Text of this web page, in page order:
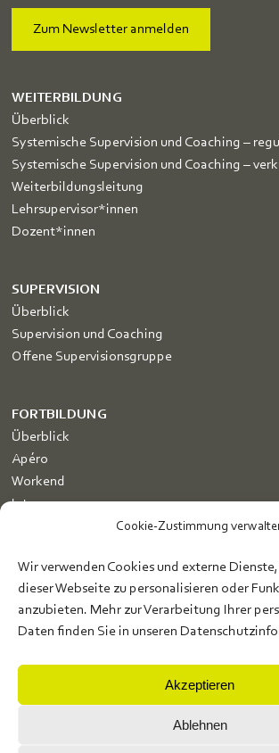
Cookie-Zustimmung
Wir verwenden Cookies und externe
dieser Webseite zu personalisieren oder
anzubieten. Mehr zur Verarbeitung Ihrer
Daten finden Sie in unseren
Akzeptieren
Ablehnen
Zum Newsletter anmelden
WEITERBILDUNG
Überblick
Systemische Supervision und Coaching –
Systemische Supervision und Coaching –
Weiterbildungsleitung
Lehrsupervisor*innen
Dozent*innen
SUPERVISION
Überblick
Supervision und Coaching
Offene Supervisionsgruppe
FORTBILDUNG
Überblick
Apéro
Workend
Intenso
Zertifikatskurs Traumasensible Supervision
Home
Netzwerk